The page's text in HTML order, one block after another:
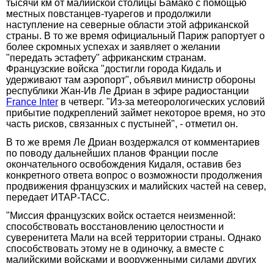
тысячи км от малийской столицы Бамако с помощью
местных повстанцев-туарегов и продолжили
наступление на северные области этой африканской
страны. В то же время официальный Париж рапортует о
более скромных успехах и заявляет о желании
"передать эстафету" африканским странам.
Французские войска "достигли города Кидаль и
удерживают там аэропорт", объявил министр обороны
республики Жан-Ив Ле Дриан в эфире радиостанции
France Inter в четверг. "Из-за метеорологических условий
прибытие подкреплений займет некоторое время, но это
часть рисков, связанных с пустыней", - отметил он.
В то же время Ле Дриан воздержался от комментариев
по поводу дальнейших планов Франции после
окончательного освобождения Кидаля, оставив без
конкретного ответа вопрос о возможности продолжения
продвижения французских и малийских частей на север,
передает ИТАР-ТАСС.
"Миссия французских войск остается неизменной:
способствовать восстановлению целостности и
суверенитета Мали на всей территории страны. Однако
способствовать этому не в одиночку, а вместе с
малийскими войсками и вооруженными силами других